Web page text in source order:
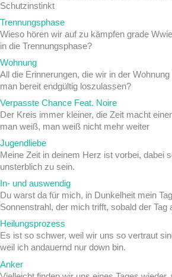
Schutzinstinkt
Trennungsphase
Wieso hören wir auf zu kämpfen grade
in die Trennungsphase?
Wohnung
All die Erinnerungen, die wir in der
man bereit endgültig loszulassen?
Verpasste Chance Feat. Noire
Der Kreis immer kleiner, die Zeit macht
man weiß, man weiß nicht mehr weiter
Jugendliebe
Meine Zeit in deinem Herz ist vorbei, dabei
unsterblich zu sein.
In- und auswendig
Du warst da für mich, in Dunkelheit mein
Sonnenstrahl, der mich trifft, sobald der Tag
Heilungsprozess
Es ist so schwer, weil wir uns so vertraut
weil ich andauernd nur down bin.
Anker